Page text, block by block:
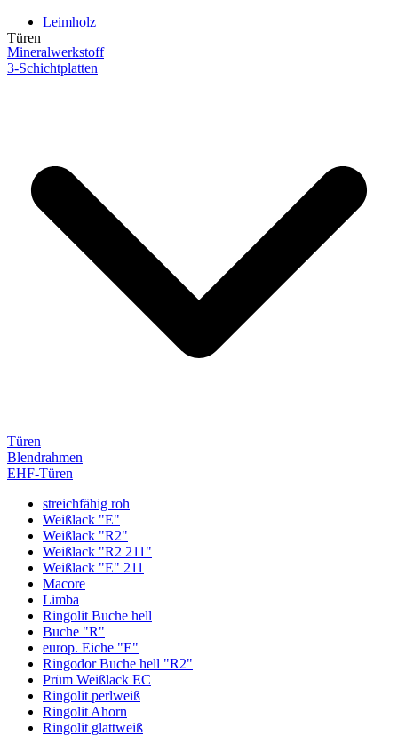
Leimholz
Mineralwerkstoff
3-Schichtplatten
Türen
Türen
Blendrahmen
EHF-Türen
streichfähig roh
Weißlack "E"
Weißlack "R2"
Weißlack "R2 211"
Weißlack "E" 211
Macore
Limba
Ringolit Buche hell
Buche "R"
europ. Eiche "E"
Ringodor Buche hell "R2"
Prüm Weißlack EC
Ringolit perlweiß
Ringolit Ahorn
Ringolit glattweiß